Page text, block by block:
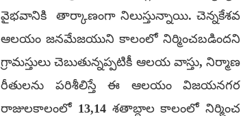
వైభవానికి తార్కాణంగా నిలుస్తున్నాయి. చెన్నకేశవ
ఆలయం జనమేజయుని కాలంలో నిర్మించబడిందని
గ్రామస్తులు చెబుతున్నప్పటికీ ఆలయ వాస్తు, నిర్మాణ
రీతులను పరిశీలిస్తే ఈ ఆలయం విజయనగర
రాజులకాలంలో 13,14 శతాబ్దాల కాలంలో నిర్మించ